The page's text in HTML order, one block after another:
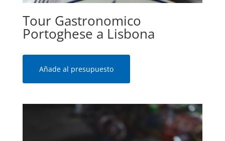
Tour Gastronomico
Portoghese a Lisbona
Añade al presupuesto